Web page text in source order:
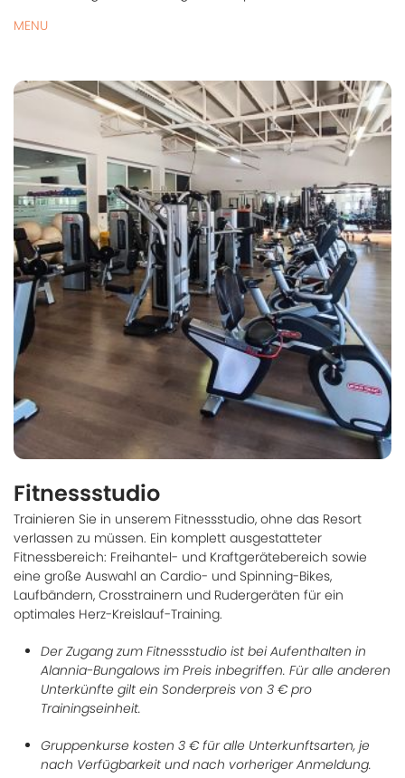
MENU
Fitnessstudio
Trainieren Sie in unserem Fitnessstudio, ohne das Resort
verlassen zu müssen. Ein komplett ausgestatteter
Fitnessbereich: Freihantel- und Kraftgerätebereich sowie
eine große Auswahl an Cardio- und Spinning-Bikes,
Laufbändern, Crosstrainern und Rudergeräten für ein
optimales Herz-Kreislauf-Training.
Der Zugang zum Fitnessstudio ist bei Aufenthalten in
Alannia-Bungalows im Preis inbegriffen. Für alle anderen
Unterkünfte gilt ein Sonderpreis von 3 € pro
Trainingseinheit.
Gruppenkurse kosten 3 € für alle Unterkunftsarten, je
nach Verfügbarkeit und nach vorheriger Anmeldung.